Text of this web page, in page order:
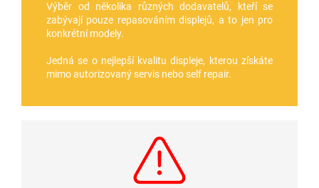
Výběr od několika různých dodavatelů, kteří se
zabývají pouze repasováním displejů, a to jen pro
konkrétní modely.
Jedná se o nejlepší kvalitu displeje, kterou získáte
mimo autorizovaný servis nebo self repair.